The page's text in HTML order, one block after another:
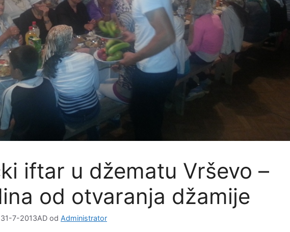
iftar u džematu Vrševo –
od otvaranja džamije
7-2013AD od Administrator